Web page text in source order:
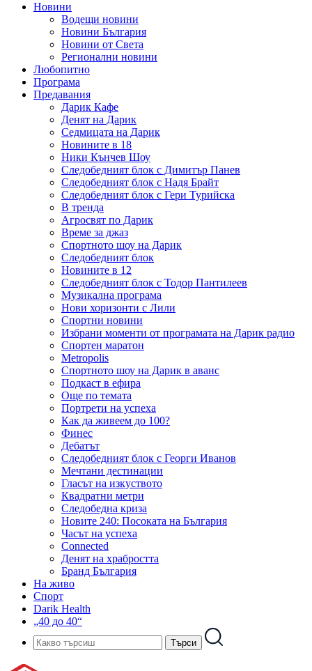
Новини
Водещи новини
Новини България
Новини от Света
Регионални новини
Любопитно
Програма
Предавания
Дарик Кафе
Денят на Дарик
Седмицата на Дарик
Новините в 18
Ники Кънчев Шоу
Следобедният блок с Димитър Панев
Следобедният блок с Надя Брайт
Следобедният блок с Гери Турийска
В тренда
Агросвят по Дарик
Време за джаз
Спортното шоу на Дарик
Следобедният блок
Новините в 12
Следобедният блок с Тодор Пантилеев
Музикална програма
Нови хоризонти с Лили
Спортни новини
Избрани моменти от програмата на Дарик радио
Спортен маратон
Metropolis
Спортното шоу на Дарик в аванс
Подкаст в ефира
Още по темата
Портрети на успеха
Как да живеем до 100?
Финес
Дебатът
Следобедният блок с Георги Иванов
Мечтани дестинации
Гласът на изкуството
Квадратни метри
Следобедна криза
Новите 240: Посоката на България
Часът на успеха
Connected
Денят на храбростта
Бранд България
На живо
Спорт
Darik Health
„40 до 40“